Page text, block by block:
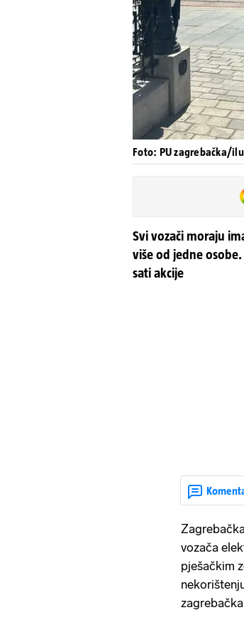
Foto: PU zagrebačka/
Svi vozači moraju
više od jedne
sati akcije
vozača
pješačkim